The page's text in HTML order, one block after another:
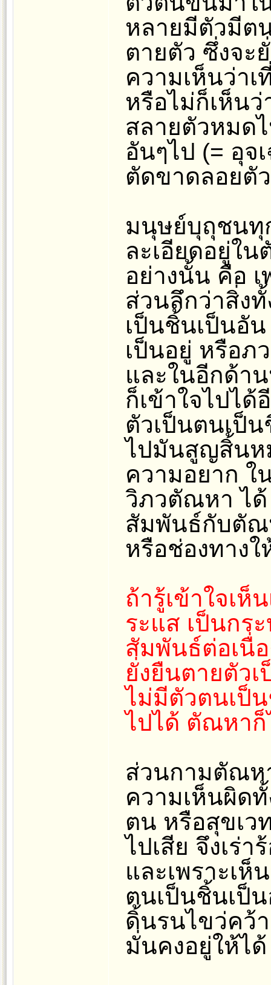
หลายมีตัวมีต
ตายตัว ซึ่งจะ
ความเห็นว่าเ
หรือไม่ก็เห็น
สลายตัวหมด
อันๆไป (= อุจ
ตัดขาดลอยตั
มนุษย์บุถุชนทุ
ละเอียดอยู่ใ
อย่างนั้น คือ
ส่วนลึกว่าสิ่ง
เป็นชิ้นเป็นอั
เป็นอยู่ หรือภ
และในอีกด้า
ก็เข้าใจไปไ
ตัวเป็นตนเป็
ไปมันสูญสิ้นห
ความอยาก ใ
วิภวตัณหา ได้
สัมพันธ์กับตัณ
หรือช่องทางใ
ถ้ารู้เข้าใจเห็
ระแส เป็นกร
สัมพันธ์ต่อเนื่
ยั่งยืนตายตัว
ไม่มีตัวตนเป็
ไปได้ ตัณหา
ส่วนกามตัณห
ความเห็นผิด
ตน หรือสุขเ
ไปเสีย จึงเร่
และเพราะเห็
ตนเป็นชิ้นเป็
ดิ้นรนไขว่คว้
มั่นคงอยู่ให้ได้